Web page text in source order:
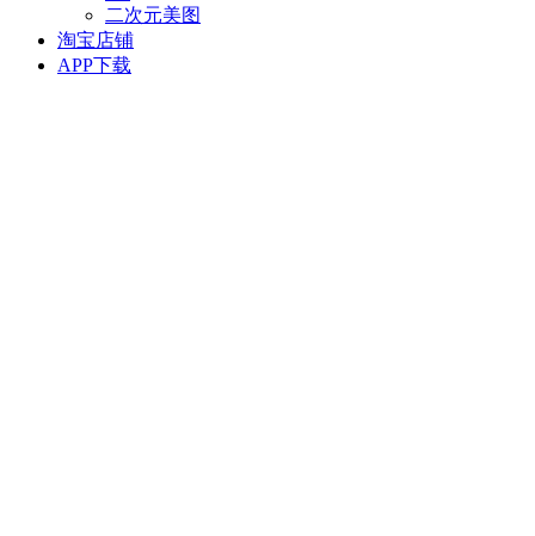
二次元美图
淘宝店铺
APP下载